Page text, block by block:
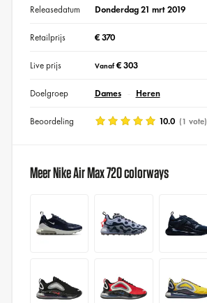
Releasedatum Donderdag 21 mrt 2019
Retailprijs € 370
Live prijs Vanaf€ 303
Doelgroep Dames Heren
Beoordeling 10.0 (1 vote)
Meer Nike Air Max 720 colorways